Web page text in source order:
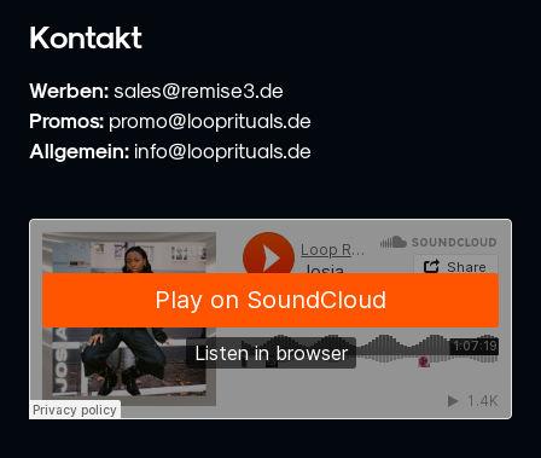
Kontakt
Werben: sales@remise3.de
Promos: promo@looprituals.de
Allgemein: info@looprituals.de